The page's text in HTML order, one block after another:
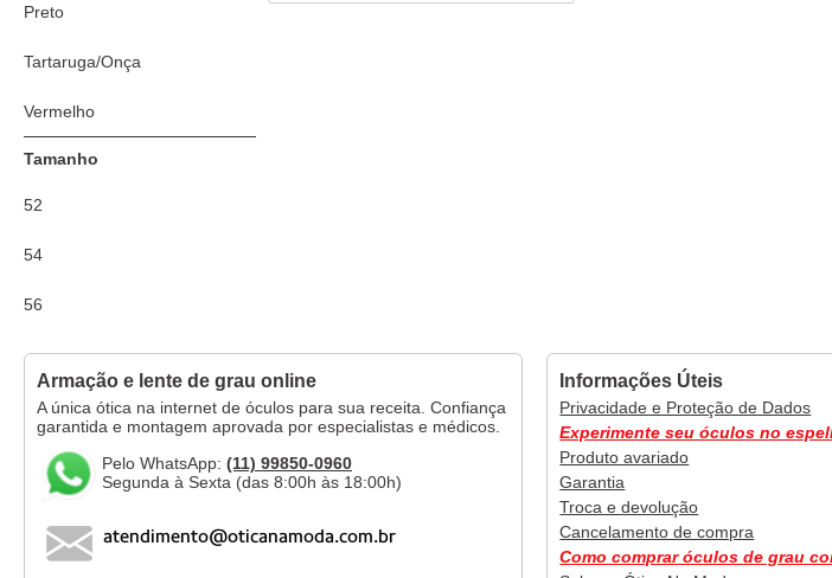
Preto
Tartaruga/Onça
Vermelho
Tamanho
52
54
56
Armação e lente de grau online
A única ótica na internet de óculos para sua receita. Confiança
garantida e montagem aprovada por especialistas e médicos.
Pelo WhatsApp: (11) 99850-0960
Segunda à Sexta (das 8:00h às 18:00h)
Informações Úteis
Privacidade e Proteção de Dados
Experimente seu óculos no
Produto avariado
Garantia
Troca e devolução
Cancelamento de compra
Como comprar óculos de grau